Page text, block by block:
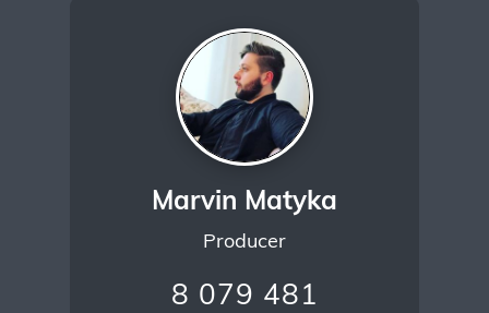
Marvin Matyka
Producer
8 079 481